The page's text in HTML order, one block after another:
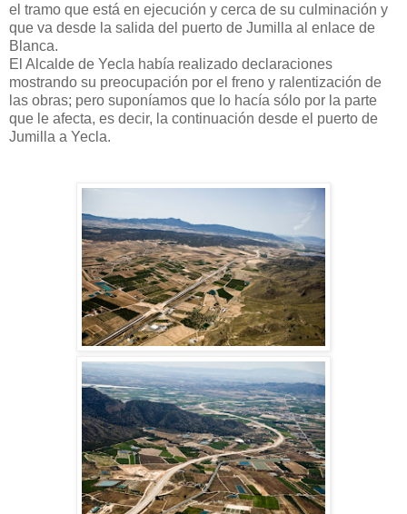
el tramo que está en ejecución y cerca de su culminación y
que va desde la salida del puerto de Jumilla al enlace de
Blanca.
El Alcalde de Yecla había realizado declaraciones
mostrando su preocupación por el freno y ralentización de
las obras; pero suponíamos que lo hacía sólo por la parte
que le afecta, es decir, la continuación desde el puerto de
Jumilla a Yecla.